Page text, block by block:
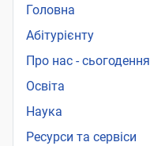
Головна
Абітурієнту
Про нас - сьогодення
Освіта
Наука
Ресурси та сервіси